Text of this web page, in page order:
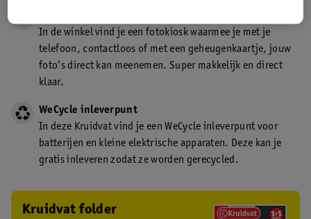
In de winkel vind je een fotokiosk waarmee je met je
telefoon, contactloos of met een geheugenkaartje, jouw
foto’s direct kan meenemen. Super makkelijk en direct
klaar.
WeCycle inleverpunt
In deze Kruidvat vind je een WeCycle inleverpunt voor
batterijen en kleine elektrische apparaten. Deze kan je
gratis inleveren zodat ze worden gerecycled.
Kruidvat folder